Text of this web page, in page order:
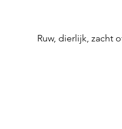
Ruw, dierlijk, zacht